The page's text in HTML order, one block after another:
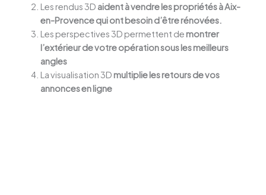
Les rendus 3D aident à vendre les propriétés à Aix-
en-Provence qui ont besoin d’être rénovées.
Les perspectives 3D permettent de montrer
l’extérieur de votre opération sous les meilleurs
angles
La visualisation 3D multiplie les retours de vos
annonces en ligne